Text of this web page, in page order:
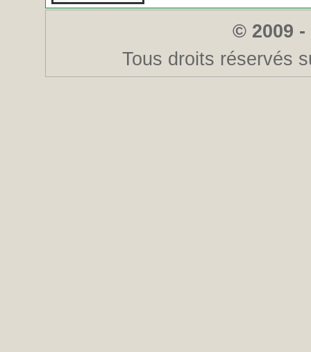
© 2009
Tous droits réservés